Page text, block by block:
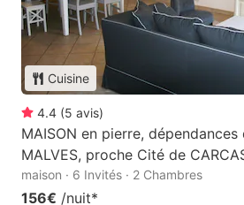
Cuisine
4.4 (5 avis)
MAISON en pierre,
MALVES, proche Cité de
maison · 6 Invités · 2 Chambres
156€ /nuit*